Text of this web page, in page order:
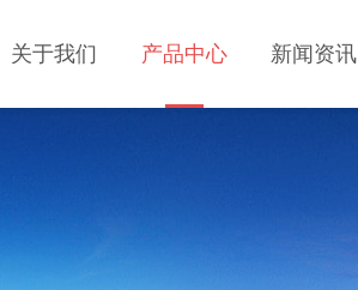
关于我们 产品中心 新闻资讯